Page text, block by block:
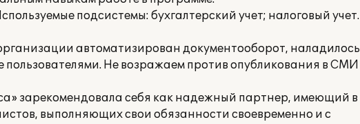
подсистемы: бухгалтерский учет; налоговый учет.
автоматизирован документооборот, наладилось
пользователями. Не возражаем против опубликования в СМИ
зарекомендовала себя как надежный партнер, имеющий в
выполняющих свои обязанности своевременно и с